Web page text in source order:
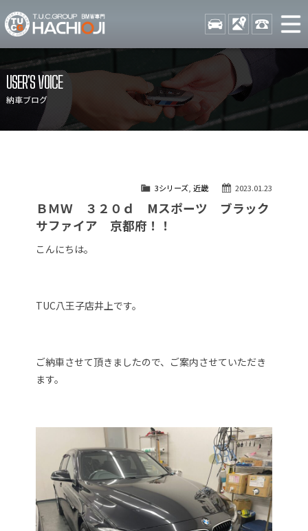
TUCグループ BMW専門 八
STOCK ACCESS 042-
ニュース
在庫リスト
目玉車両一覧
店舗紹介
保証＆サービス
アクセスマップ
自動車保険
TUCとは？
納車blog
USER'S VOICE
納車ブログ
2023.01.23
3シリーズ, 近畿
ＢＭＷ ３２０ｄ Mスポーツ ブラック
サファイア 京都府！！
こんにちは。
TUC八王子店井上です。
ご納車させて頂きましたので、ご案内させていただき
ます。